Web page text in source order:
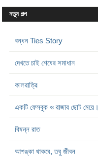
নতুন গল্প
বন্ধন Ties Story
দেখতে চাই শেষের সমাধান
কালরাত্রি
একটি ফেসবুক ও রাজার ছোট মেয়ে।
বিষন্ন রাত
আশঙ্কা থাকবে, তবু জীবন